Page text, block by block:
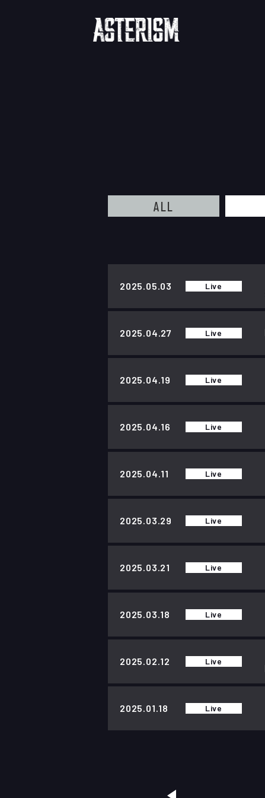
ALL
2025.05.03 Live
2025.04.27 Live
2025.04.19 Live
2025.04.16 Live
2025.04.11 Live
2025.03.29 Live
2025.03.21 Live
2025.03.18 Live
2025.02.12 Live
2025.01.18 Live